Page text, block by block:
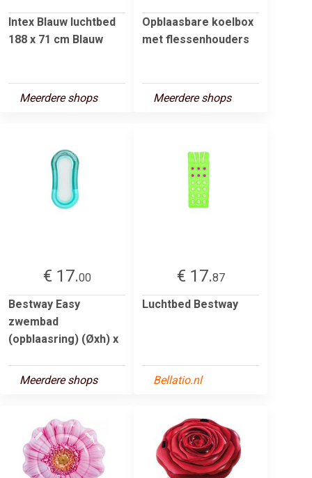
Intex Blauw luchtbed
188 x 71 cm Blauw
Meerdere shops
Opblaasbare koelbox
met flessenhouders
Meerdere shops
€ 17.00
Bestway Easy
zwembad
(opblaasring) (Øxh) x
Meerdere shops
€ 17.87
Luchtbed Bestway
Bellatio.nl